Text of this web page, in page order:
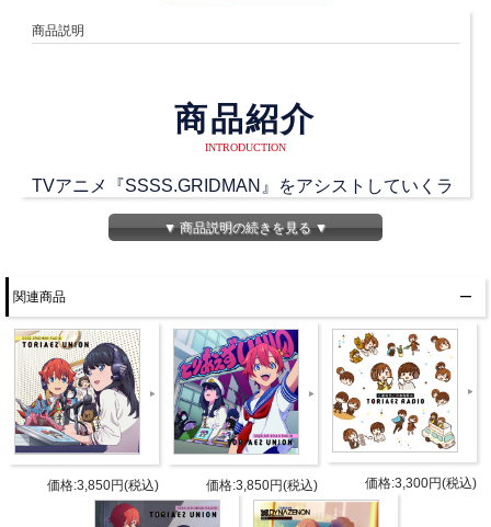
商品説明
商品紹介
INTRODUCTION
TVアニメ『SSSS.GRIDMAN』をアシストしていくラ
第5回アニラジアワードにて「BEST FUNNY RADIO
ジオ番組がついにラジオCD化。
パーソナリティの2人もリスナーもみんな大笑いとい
う笑いに満ちたトークと、
「SSSS.GRIDMAN」愛に満ちたキャスト陣が、
「SSSS.GRIDMAN」について熱く語るトーク、
両方楽しめる、ファンなら必聴のCDです！
▼ 商品説明の続きを見る ▼
関連商品
価格:3,850円(税込) 価格:3,850円(税込) 価格:3,300円(税込)